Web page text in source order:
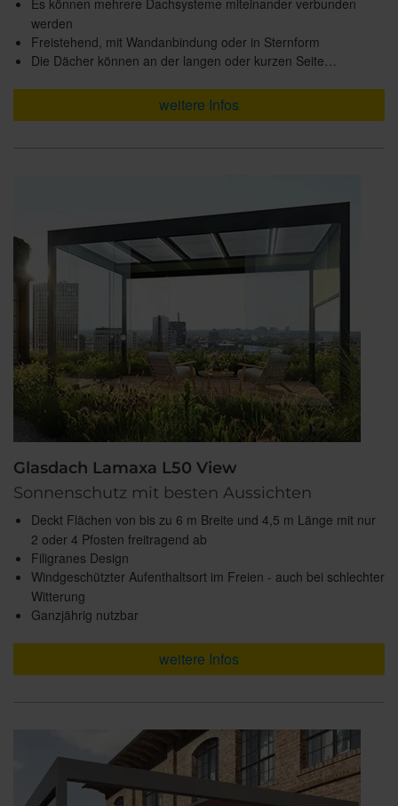
Es können mehrere Dachsysteme miteinander verbunden
werden
Freistehend, mit Wandanbindung oder in Sternform
Die Dächer können an der langen oder kurzen Seite…
weitere Infos
Glasdach Lamaxa L50 View
Sonnenschutz mit besten Aussichten
Deckt Flächen von bis zu 6 m Breite und 4,5 m Länge mit nur
2 oder 4 Pfosten freitragend ab
Filigranes Design
Windgeschützter Aufenthaltsort im Freien - auch bei schlechter
Witterung
Ganzjährig nutzbar
weitere Infos